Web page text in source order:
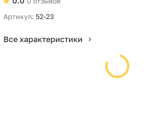
Артикул: 52-23
Все характеристики